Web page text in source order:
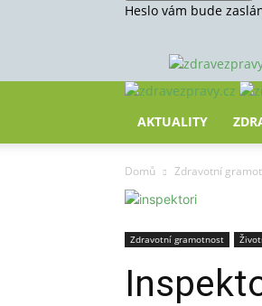
Heslo vám bude
AKTUALITY
Domů Zdravotní
Zdravotní gramotnost